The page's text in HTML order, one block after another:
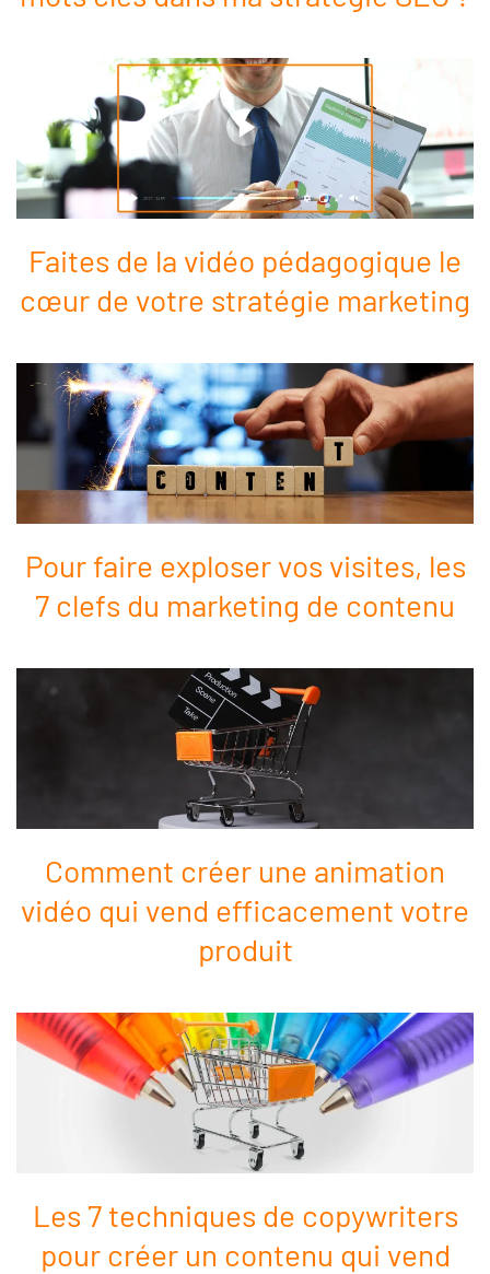
Faites de la vidéo pédagogique le
cœur de votre stratégie marketing
Pour faire exploser vos visites, les
7 clefs du marketing de contenu
Comment créer une animation
vidéo qui vend efficacement votre
produit
Les 7 techniques de copywriters
pour créer un contenu qui vend